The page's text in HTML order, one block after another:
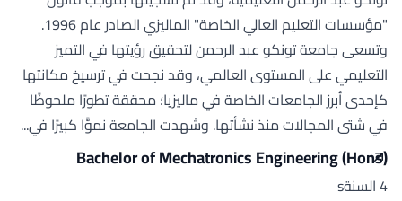
"مؤسسات التعليم العالي الخاصة" الماليزي الصادر عام 1996.
وتسعى جامعة تونكو عبد الرحمن لتحقيق رؤيتها في التميز
التعليمي على المستوى العالمي، وقد نجحت في ترسيخ مكانتها
كإحدى أبرز الجامعات الخاصة في ماليزيا؛ محققة تطورًا ملحوظًا
في شتى المجالات منذ نشأتها. وشهدت الجامعة نموًّا كبيرًا في...
Bachelor of Mechatronics Engineering (Hons)
4 السنةs